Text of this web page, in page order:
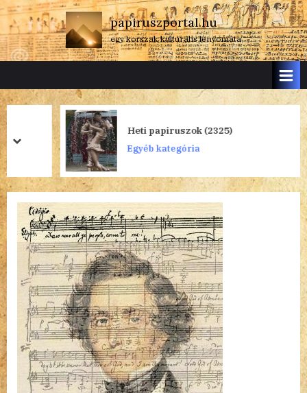
Skip
to
content
papiruszportal.hu
egy korszak kulturális lenyomata
Heti papiruszok (2325)
Egyéb kategória
prev
next